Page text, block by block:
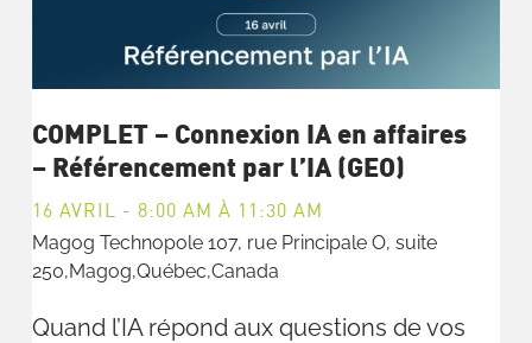
COMPLET – Connexion IA en affaires
– Référencement par l’IA (GEO)
16 AVRIL - 8:00 AM À 11:30 AM
Magog Technopole 107, rue Principale O, suite
250,Magog,Québec,Canada
Quand l’IA répond aux questions de vos